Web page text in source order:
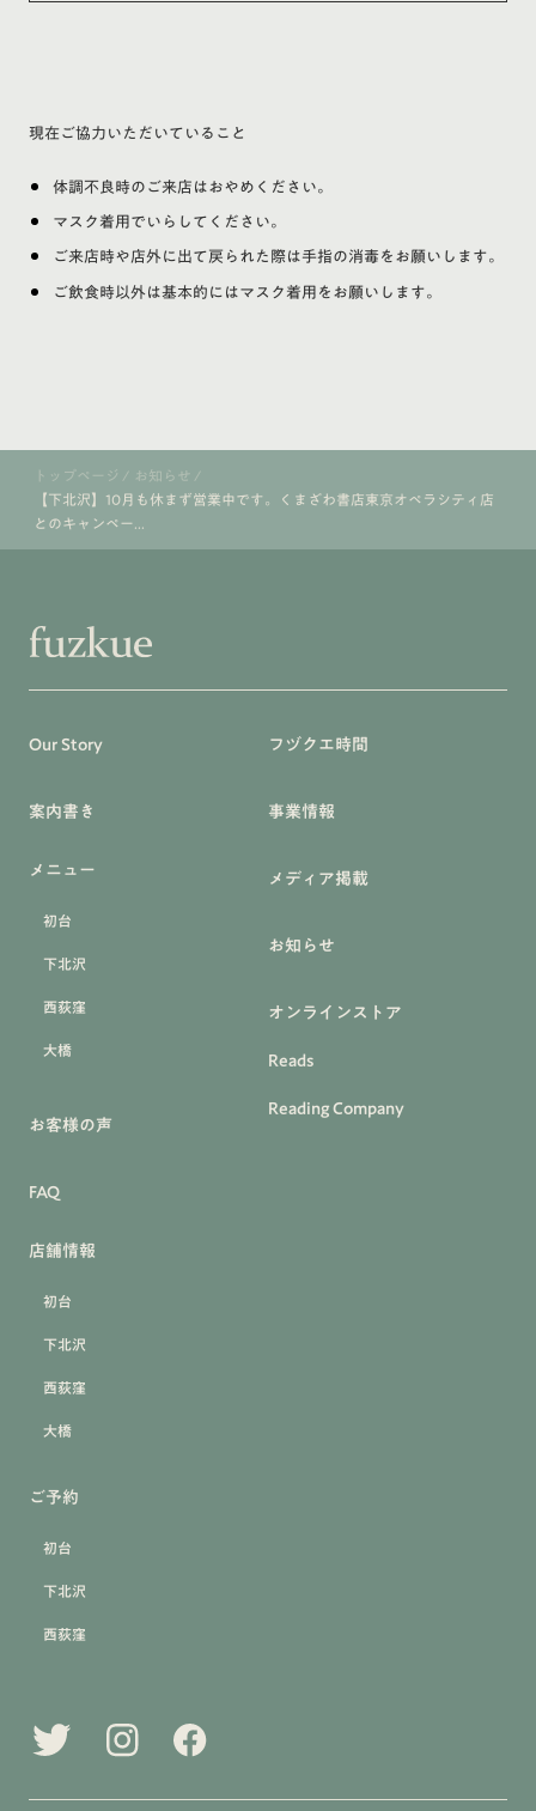
現在ご協力いただいていること
体調不良時のご来店はおやめください。
マスク着用でいらしてください。
ご来店時や店外に出て戻られた際は手指の消毒をお願いします。
ご飲食時以外は基本的にはマスク着用をお願いします。
トップページ / お知らせ /
【下北沢】10月も休まず営業中です。くまざわ書店東京オペラシティ店
とのキャンペー...
Our Story
案内書き
メニュー
初台
下北沢
西荻窪
大橋
お客様の声
FAQ
店舗情報
初台
下北沢
西荻窪
大橋
ご予約
初台
下北沢
西荻窪
フヅクエ時間
事業情報
メディア掲載
お知らせ
オンラインストア
Reads
Reading Company